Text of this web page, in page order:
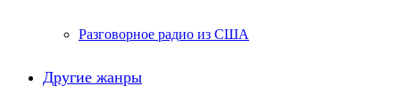
Разговорное радио из США
Другие жанры